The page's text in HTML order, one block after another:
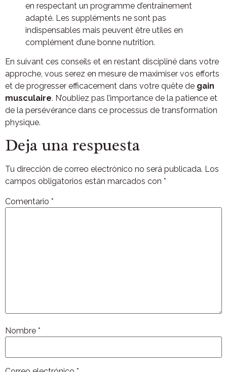
en respectant un programme d’entraînement
adapté. Les suppléments ne sont pas
indispensables mais peuvent être utiles en
complément d’une bonne nutrition.
En suivant ces conseils et en restant discipliné dans votre
approche, vous serez en mesure de maximiser vos efforts
et de progresser efficacement dans votre quête de gain
musculaire. N’oubliez pas l’importance de la patience et
de la persévérance dans ce processus de transformation
physique.
Deja una respuesta
Tu dirección de correo electrónico no será publicada. Los
campos obligatorios están marcados con *
Comentario *
Nombre *